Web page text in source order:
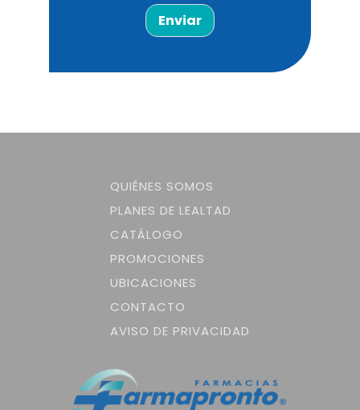
Enviar
QUIÉNES SOMOS
PLANES DE LEALTAD
CATÁLOGO
PROMOCIONES
UBICACIONES
CONTACTO
AVISO DE PRIVACIDAD